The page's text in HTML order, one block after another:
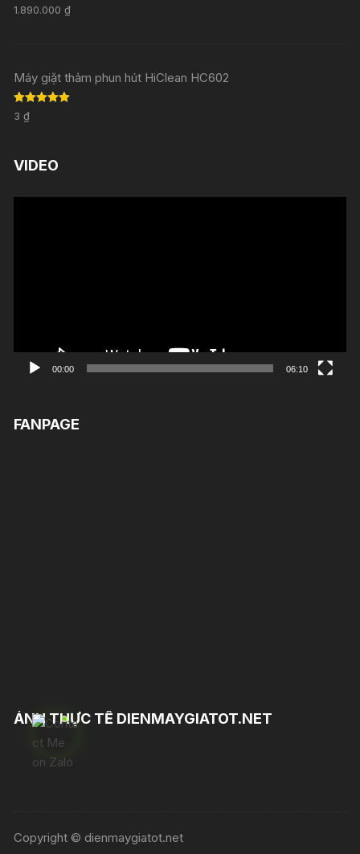
Rated 5.00
out of 5
1.890.000₫
Máy giặt thảm phun hút HiClean HC602
Rated
out of 5
3₫
VIDEO
00:00 06:10
FANPAGE
ẢNH THỰC TẾ DIENMAYGIATOT.NET
Copyright © dienmaygiatot.net